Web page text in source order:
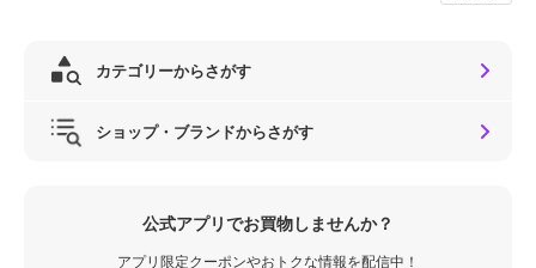
カテゴリーからさがす
ショップ・ブランドからさがす
公式アプリでお買物しませんか？
アプリ限定クーポンやおトクな情報を配信中！